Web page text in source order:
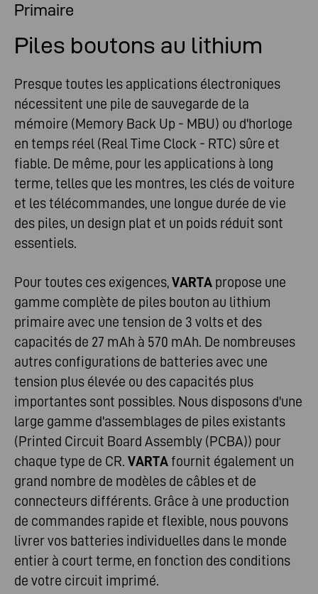
Primaire
Piles boutons au lithium
Presque toutes les applications électroniques
nécessitent une pile de sauvegarde de la
mémoire (Memory Back Up - MBU) ou d'horloge
en temps réel (Real Time Clock - RTC) sûre et
fiable. De même, pour les applications à long
terme, telles que les montres, les clés de voiture
et les télécommandes, une longue durée de vie
des piles, un design plat et un poids réduit sont
essentiels.
Pour toutes ces exigences,VARTA propose une
gamme complète de piles bouton au lithium
primaire avec une tension de 3 volts et des
capacités de 27 mAh à 570 mAh. De nombreuses
autres configurations de batteries avec une
tension plus élevée ou des capacités plus
importantes sont possibles. Nous disposons d'une
large gamme d'assemblages de piles existants
(Printed Circuit Board Assembly (PCBA)) pour
chaque type de CR. VARTA fournit également un
grand nombre de modèles de câbles et de
connecteurs différents. Grâce à une production
de commandes rapide et flexible, nous pouvons
livrer vos batteries individuelles dans le monde
entier à court terme, en fonction des conditions
de votre circuit imprimé.